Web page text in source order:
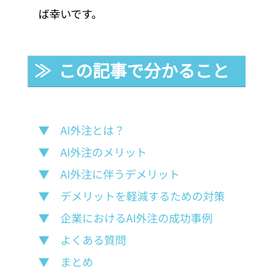
ば幸いです。
≫  この記事で分かること
▼　AI外注とは？
▼　AI外注のメリット
▼　AI外注に伴うデメリット
▼　デメリットを軽減するための対策
▼　企業におけるAI外注の成功事例
▼　よくある質問
▼　まとめ